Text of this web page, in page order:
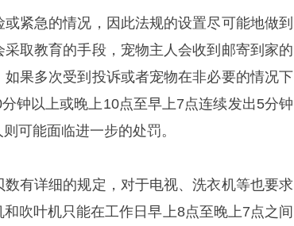
紧急的情况，因此法规的设置尽可能地做到
取教育的手段，宠物主人会收到邮寄到家的
果多次受到投诉或者宠物在非必要的情况下
钟以上或晚上10点至早上7点连续发出5分钟
可能面临进一步的处罚。
有详细的规定，对于电视、洗衣机等也要求
吹叶机只能在工作日早上8点至晚上7点之间